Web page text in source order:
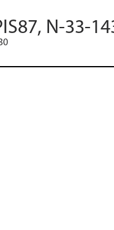
N-33-